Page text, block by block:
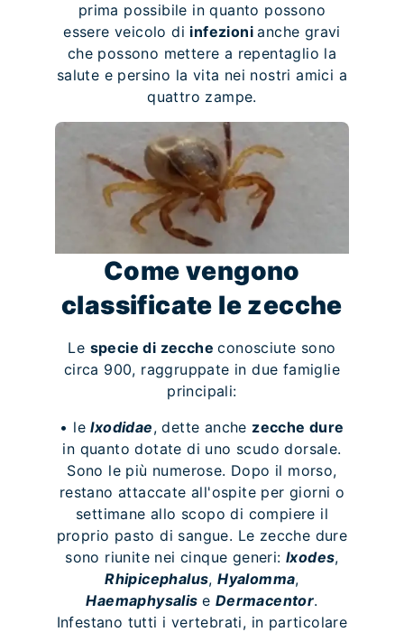
prima possibile in quanto possono
essere veicolo di infezionianche gravi
che possono mettere a repentaglio la
salute e persino la vita nei nostri amici a
quattro zampe.
Come vengono
classificate le zecche
Le specie di zeccheconosciute sono
circa 900, raggruppate in due famiglie
principali:
• leIxodidae, dette anche zecche dure
in quanto dotate di uno scudo dorsale.
Sono le più numerose. Dopo il morso,
restano attaccate all'ospite per giorni o
settimane allo scopo di compiere il
proprio pasto di sangue. Le zecche dure
sono riunite nei cinque generi: Ixodes,
Rhipicephalus,Hyalomma,
Haemaphysalis e Dermacentor.
Infestano tutti i vertebrati, in particolare